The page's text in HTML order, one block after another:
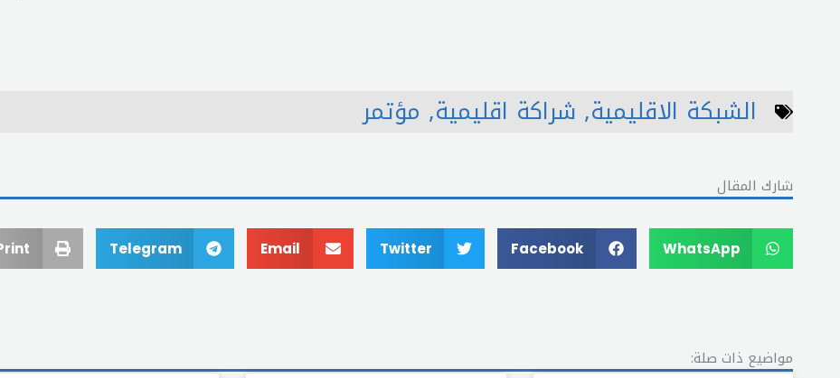
الشبكة الاقليمية, شراكة اقليمية, مؤتمر
شارك المقال
WhatsApp
Facebook
Twitter
Email
Telegram
مواضيع ذات صلة: